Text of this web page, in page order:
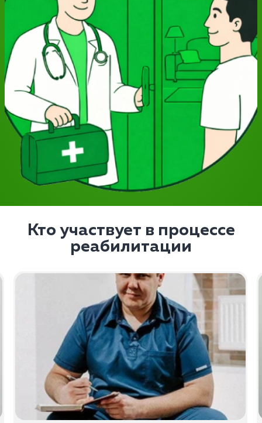
Кто участвует в процессе
реабилитации